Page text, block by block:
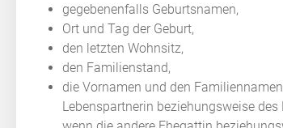
gegebenenfalls Geburtsnamen,
Ort und Tag der Geburt,
den letzten Wohnsitz,
den Familienstand,
die Vornamen und den
Lebenspartnerin beziehungsweise